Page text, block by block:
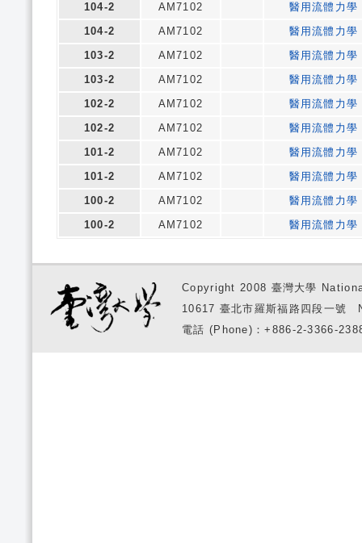
104-2
AM7102
醫用流體力學
104-2
AM7102
醫用流體力學
103-2
AM7102
醫用流體力學
103-2
AM7102
醫用流體力學
102-2
AM7102
醫用流體力學
102-2
AM7102
醫用流體力學
101-2
AM7102
醫用流體力學
101-2
AM7102
醫用流體力學
100-2
AM7102
醫用流體力學
100-2
AM7102 醫用流體力學
Copyright 2008 臺灣大學
10617 臺北市羅斯福路四段一
電話 (Phone)：+886-2-3366-